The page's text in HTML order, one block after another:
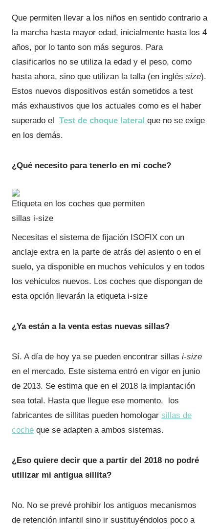
Que permiten llevar a los niños en sentido contrario a
la marcha hasta mayor edad, inicialmente hasta los 4
años, por lo tanto son más seguros. Para
clasificarlos no se utiliza la edad y el peso, como
hasta ahora, sino que utilizan la talla (en inglés size).
Estos nuevos dispositivos están sometidos a test
más exhaustivos que los actuales como es el haber
superado el Test de choque lateral que no se exige
en los demás.
¿Qué necesito para tenerlo en mi coche?
Etiqueta en los coches que permiten
sillas i-size
Necesitas el sistema de fijación ISOFIX con un
anclaje extra en la parte de atrás del asiento o en el
suelo, ya disponible en muchos vehículos y en todos
los vehículos nuevos. Los coches que dispongan de
esta opción llevarán la etiqueta i-size
¿Ya están a la venta estas nuevas sillas?
Sí. A día de hoy ya se pueden encontrar sillas i-size
en el mercado. Este sistema entró en vigor en junio
de 2013. Se estima que en el 2018 la implantación
sea total. Hasta que llegue ese momento, los
fabricantes de sillitas pueden homologar sillas de
coche que se adapten a ambos sistemas.
¿Eso quiere decir que a partir del 2018 no podré
utilizar mi antigua sillita?
No. No se prevé prohibir los antiguos mecanismos
de retención infantil sino ir sustituyéndolos poco a